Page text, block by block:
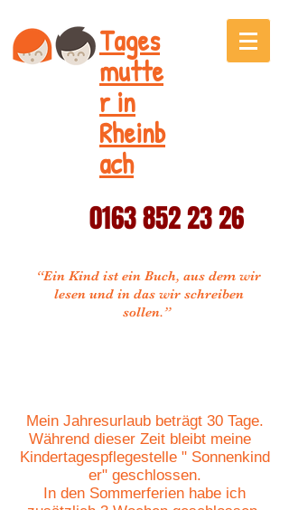
Tages
mutte
r in
Rheinb
ach
“Ein Kind ist ein Buch, aus dem wir
lesen und in das wir schreiben
sollen.”
0163 852 23 26
Mein Jahresurlaub beträgt 30 Tage.
Während dieser Zeit bleibt meine
Kindertagespflegestelle " Sonnenkind
er" geschlossen.
In den Sommerferien habe ich